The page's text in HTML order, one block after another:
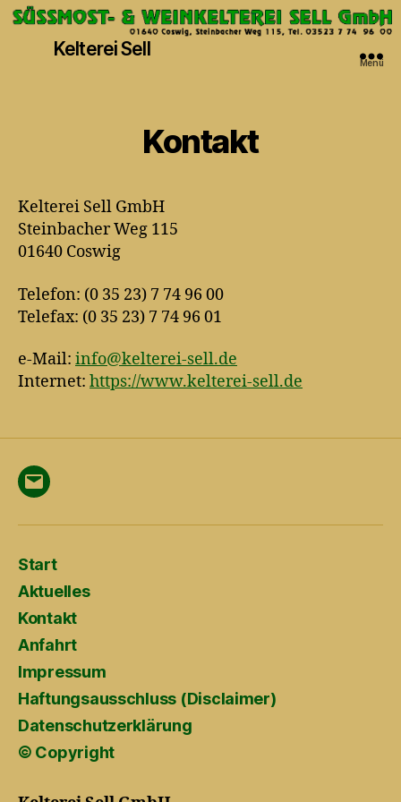
Kelterei Sell
Menü
Kontakt
Kelterei Sell GmbH
Steinbacher Weg 115
01640 Coswig
Telefon: (0 35 23) 7 74 96 00
Telefax: (0 35 23) 7 74 96 01
e-Mail: info@kelterei-sell.de
Internet: https://www.kelterei-sell.de
Menüeintrag
Start
Aktuelles
Kontakt
Anfahrt
Impressum
Haftungsausschluss (Disclaimer)
Datenschutzerklärung
© Copyright